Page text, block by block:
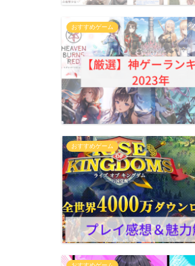
おすすめゲーム
おすすめゲーム